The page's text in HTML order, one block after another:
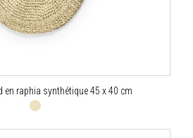
en raphia synthétique 45 x 40 cm